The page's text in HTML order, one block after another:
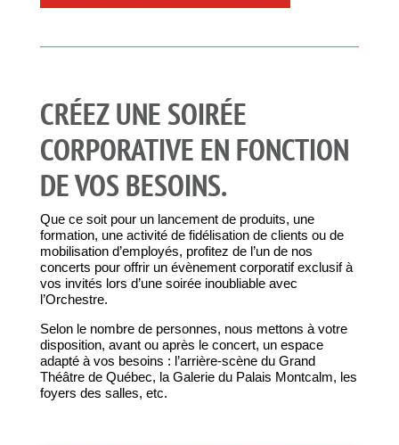
CRÉEZ UNE SOIRÉE
CORPORATIVE EN FONCTION
DE VOS BESOINS.
Que ce soit pour un lancement de produits, une
formation, une activité de fidélisation de clients ou de
mobilisation d’employés, profitez de l’un de nos
concerts pour offrir un évènement corporatif exclusif à
vos invités lors d’une soirée inoubliable avec
l’Orchestre.
Selon le nombre de personnes, nous mettons à votre
disposition, avant ou après le concert, un espace
adapté à vos besoins : l’arrière-scène du Grand
Théâtre de Québec, la Galerie du Palais Montcalm, les
foyers des salles, etc.